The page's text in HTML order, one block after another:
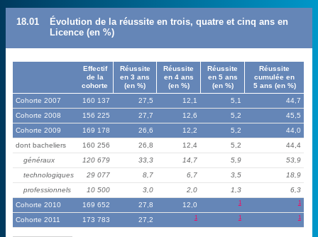
18.01
Évolution de la réussite en trois, quatre et cinq ans en
Licence (en %)
Effectif
de la
cohorte
Réussite
en 3 ans
(en %)
Réussite
en 4 ans
(en %)
Réussite
en 5 ans
(en %)
Réussite
cumulée en
5 ans (en %)
Cohorte 2007
160 137 27,5 12,1 5,1
44,7
Cohorte 2008
156 225 27,7 12,6 5,2
45,5
Cohorte 2009
169 178 26,6 12,2 5,2
44,0
dont bacheliers
160 256 26,8 12,4 5,2
44,4
généraux
120 679 33,3 14,7 5,9
53,9
technologiques
29 077 8,7 6,7 3,5
18,9
professionnels
10 500 3,0 2,0 1,3
6,3
Cohorte 2010
169 652 27,8 12,0 1 1
Cohorte 2011 173 783 27,2 1 1 1